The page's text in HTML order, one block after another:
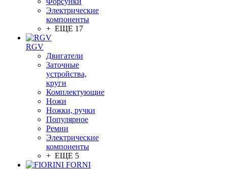
Электрические
компоненты
+ ЕЩЕ 17
RGV
Двигатели
Заточные
устройства,
круги
Комплектующие
Ножи
Ножки, ручки
Популярное
Ремни
Электрические
компоненты
+ ЕЩЕ 5